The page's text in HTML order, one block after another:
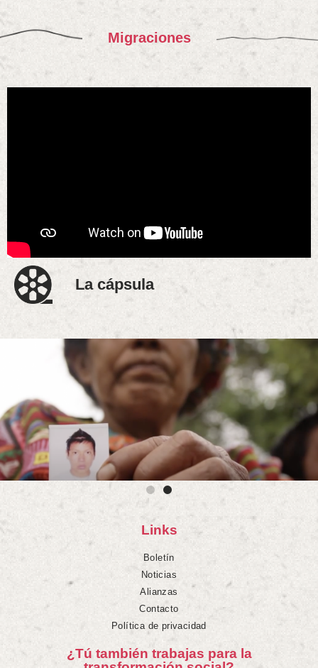
Migraciones
La cápsula
Links
Boletín
Noticias
Alianzas
Contacto
Política de privacidad
¿Tú también trabajas para la